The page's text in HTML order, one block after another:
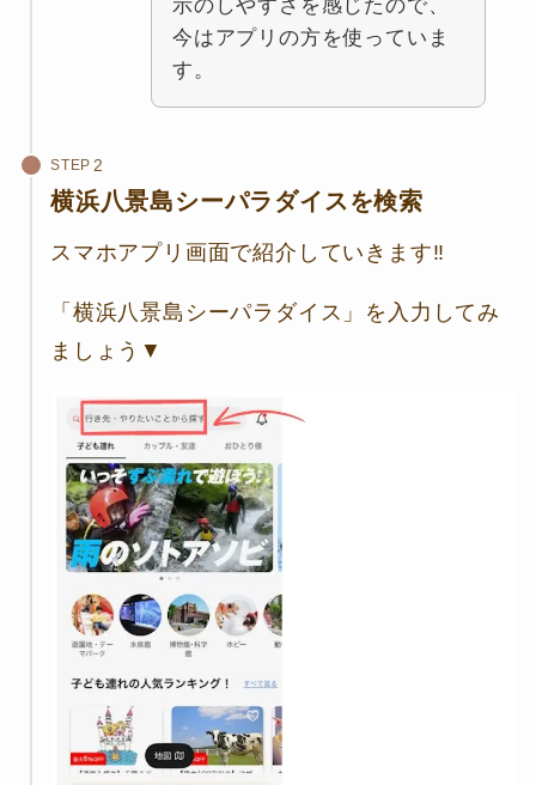
示のしやすさを感じたので、
今はアプリの方を使っていま
す。
STEP
横浜八景島シーパラダイスを検索
スマホアプリ画面で紹介していきます‼
「横浜八景島シーパラダイス」を入力してみ
ましょう▼